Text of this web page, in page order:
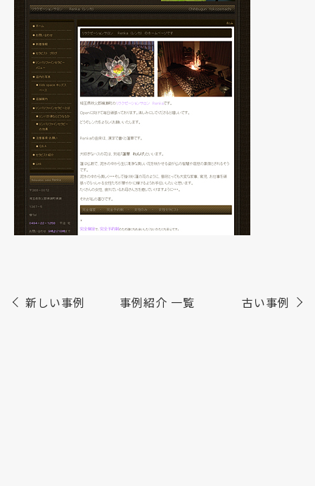
新しい事例 事例紹介 一覧 古い事例